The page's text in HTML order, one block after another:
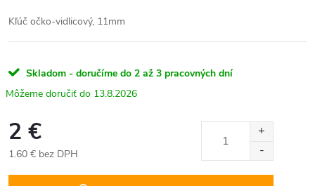
Kľúč očko-vidlicový, 11mm
Skladom - doručíme do 2 až 3 pracovných dní
13.8.2026
2 €
1.60 € bez DPH